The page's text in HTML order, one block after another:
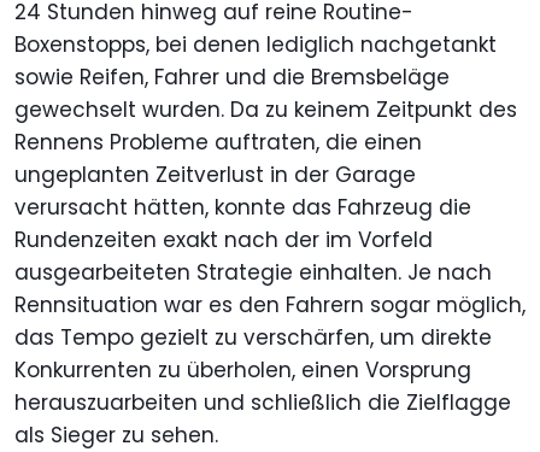
24 Stunden hinweg auf reine Routine-
Boxenstopps, bei denen lediglich nachgetankt
sowie Reifen, Fahrer und die Bremsbeläge
gewechselt wurden. Da zu keinem Zeitpunkt des
Rennens Probleme auftraten, die einen
ungeplanten Zeitverlust in der Garage
verursacht hätten, konnte das Fahrzeug die
Rundenzeiten exakt nach der im Vorfeld
ausgearbeiteten Strategie einhalten. Je nach
Rennsituation war es den Fahrern sogar möglich,
das Tempo gezielt zu verschärfen, um direkte
Konkurrenten zu überholen, einen Vorsprung
herauszuarbeiten und schließlich die Zielflagge
als Sieger zu sehen.